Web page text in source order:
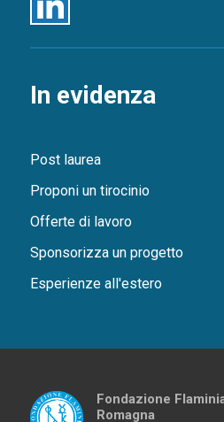
In evidenza
Post laurea
Proponi un tirocinio
Offerte di lavoro
Sponsorizza un progetto
Esperienze all'estero
Fondazione
Romagna